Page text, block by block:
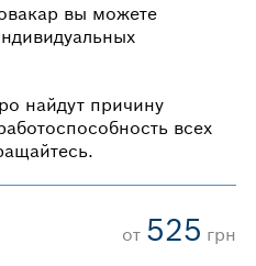
вы можете
найдут причину
всех
от 525 грн